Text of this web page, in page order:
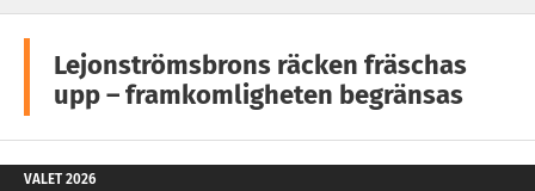
Lejonströmsbrons räcken fräschas
upp – framkomligheten begränsas
VALET 2026